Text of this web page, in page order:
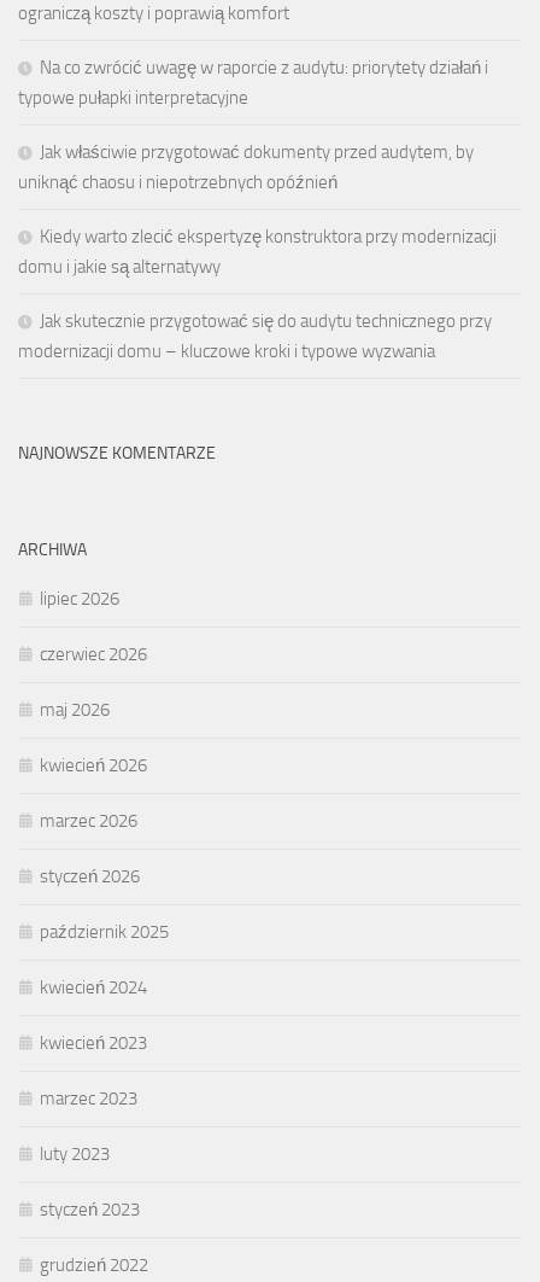
ograniczą koszty i poprawią komfort
Na co zwrócić uwagę w raporcie z audytu: priorytety działań i
typowe pułapki interpretacyjne
Jak właściwie przygotować dokumenty przed audytem, by
uniknąć chaosu i niepotrzebnych opóźnień
Kiedy warto zlecić ekspertyzę konstruktora przy modernizacji
domu i jakie są alternatywy
Jak skutecznie przygotować się do audytu technicznego przy
modernizacji domu – kluczowe kroki i typowe wyzwania
NAJNOWSZE KOMENTARZE
ARCHIWA
lipiec 2026
czerwiec 2026
maj 2026
kwiecień 2026
marzec 2026
styczeń 2026
październik 2025
kwiecień 2024
kwiecień 2023
marzec 2023
luty 2023
styczeń 2023
grudzień 2022